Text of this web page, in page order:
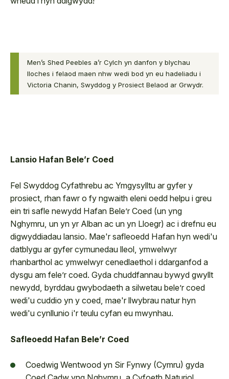
Men’s Shed Peebles a’r Cylch yn danfon y blychau
lloches i felaod maen nhw wedi bod yn eu hadeliadu i
Victoria Chanin, Swyddog y Prosiect Belaod ar Grwydr.
Lansio Hafan Bele’r Coed
Fel Swyddog Cyfathrebu ac Ymgysylltu ar gyfer y
prosiect, rhan fawr o fy ngwaith eleni oedd helpu i greu
ein tri safle newydd Hafan Bele’r Coed (un yng
Nghymru, un yn yr Alban ac un yn Lloegr) ac i drefnu eu
digwyddiadau lansio. Mae'r safleoedd Hafan hyn wedi'u
datblygu ar gyfer cymunedau lleol, ymwelwyr
rhanbarthol ac ymwelwyr cenedlaethol i ddarganfod a
dysgu am fele’r coed. Gyda chuddfannau bywyd gwyllt
newydd, byrddau gwybodaeth a silwetau bele’r coed
wedi'u cuddio yn y coed, mae'r llwybrau natur hyn
wedi'u cynllunio i'r teulu cyfan eu mwynhau.
Safleoedd Hafan Bele’r Coed
Coedwig Wentwood yn Sir Fynwy (Cymru) gyda